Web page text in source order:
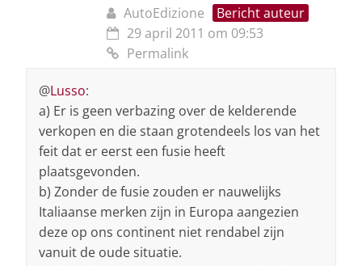
AutoEdizione
Bericht auteur
29 april 2011 om 09:53
Permalink
@Lusso:
a) Er is geen verbazing over de kelderende
verkopen en die staan grotendeels los van het
feit dat er eerst een fusie heeft
plaatsgevonden.
b) Zonder de fusie zouden er nauwelijks
Italiaanse merken zijn in Europa aangezien
deze op ons continent niet rendabel zijn
vanuit de oude situatie.